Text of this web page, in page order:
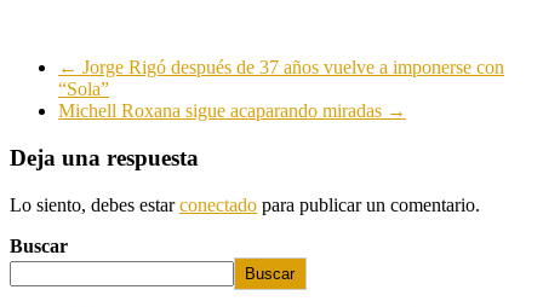
← Jorge Rigó después de 37 años vuelve a imponerse con
“Sola”
Michell Roxana sigue acaparando miradas →
Deja una respuesta
Lo siento, debes estarconectado para publicar un comentario.
Buscar
Buscar